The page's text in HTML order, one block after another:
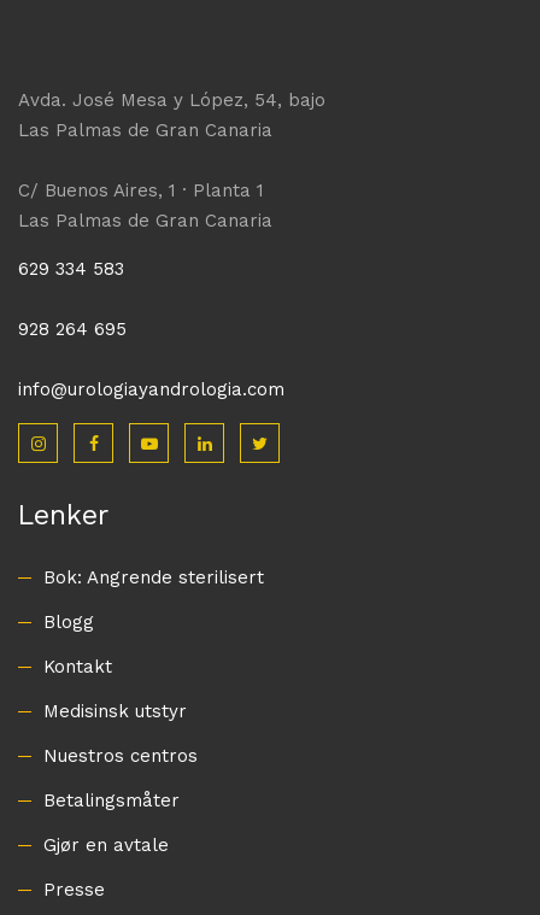
Avda. José Mesa y López, 54, bajo
Las Palmas de Gran Canaria
C/ Buenos Aires, 1 · Planta 1
Las Palmas de Gran Canaria
629 334 583
928 264 695
info@urologiayandrologia.com
Lenker
Bok: Angrende sterilisert
Blogg
Kontakt
Medisinsk utstyr
Nuestros centros
Betalingsmåter
Gjør en avtale
Presse